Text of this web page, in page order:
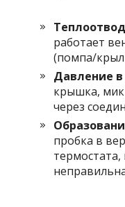
работает
(помпа/
Давление в
крышка,
через
пробка в